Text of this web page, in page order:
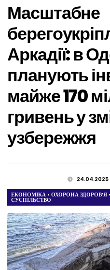
Масштабне
Аркадії: в
планують
майже 170
гривень у
узбережжя
24.04.2025
ЕКОНОМІКА • ОХОРОНА ЗДОРОВ’Я •
СУСПІЛЬСТВО